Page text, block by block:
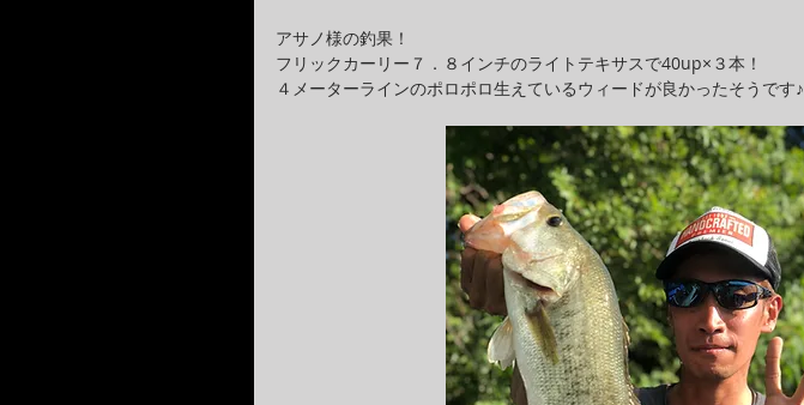
アサノ様の釣果！
フリックカーリー７．８インチのライトテキサスで40up×３本！
４メーターラインのポロポロ生えているウィードが良かったそうです♪